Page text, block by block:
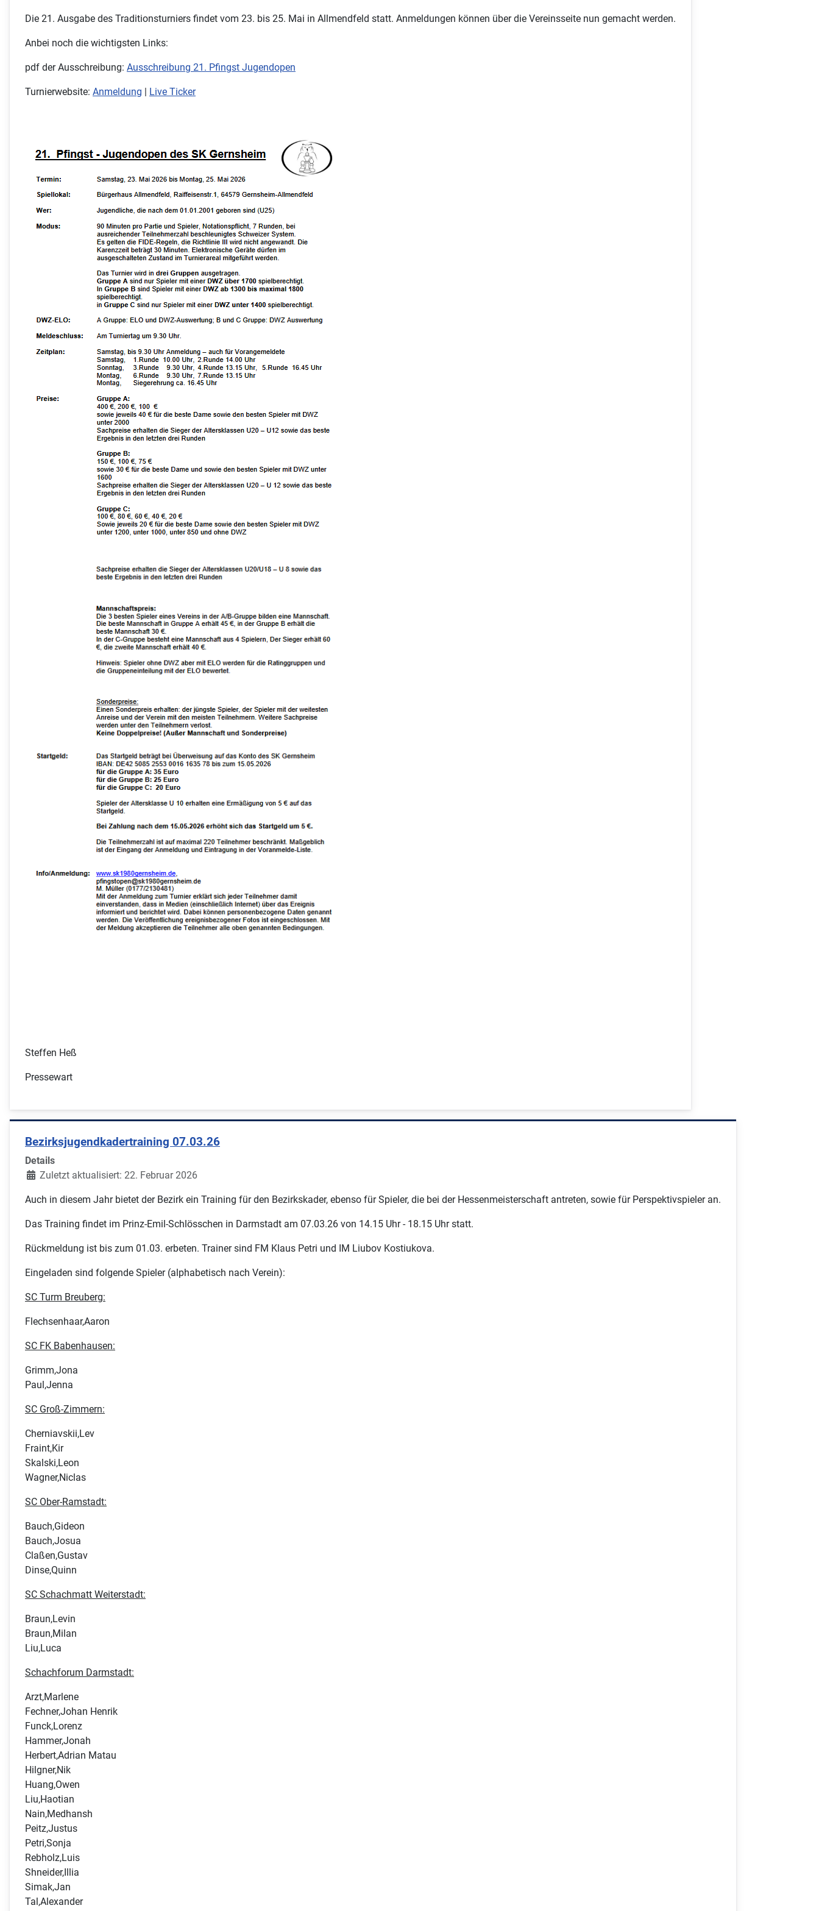
Die 21. Ausgabe des Traditionsturniers findet vom 23. bis 25. Mai in Allmendfeld statt. Anmeldungen können über die Vereinsseite nun gemacht werden.
Anbei noch die wichtigsten Links:
pdf der Ausschreibung: Ausschreibung 21. Pfingst Jugendopen
Turnierwebsite: Anmeldung | Live Ticker
Steffen Heß
Pressewart
Bezirksjugendkadertraining 07.03.26
Details
Zuletzt aktualisiert: 22. Februar 2026
Auch in diesem Jahr bietet der Bezirk ein Training für den Bezirkskader, ebenso für Spieler, die bei der Hessenmeisterschaft antreten, sowie für Perspektivspieler an.
Das Training findet im Prinz-Emil-Schlösschen in Darmstadt am 07.03.26 von 14.15 Uhr - 18.15 Uhr statt.
Rückmeldung ist bis zum 01.03. erbeten. Trainer sind FM Klaus Petri und IM Liubov Kostiukova.
Eingeladen sind folgende Spieler (alphabetisch nach Verein):
SC Turm Breuberg:
Flechsenhaar,Aaron
SC FK Babenhausen:
Grimm,Jona
Paul,Jenna
SC Groß-Zimmern:
Cherniavskii,Lev
Fraint,Kir
Skalski,Leon
Wagner,Niclas
SC Ober-Ramstadt:
Bauch,Gideon
Bauch,Josua
Claßen,Gustav
Dinse,Quinn
SC Schachmatt Weiterstadt:
Braun,Levin
Braun,Milan
Liu,Luca
Schachforum Darmstadt:
Arzt,Marlene
Fechner,Johan Henrik
Funck,Lorenz
Hammer,Jonah
Herbert,Adrian Matau
Hilgner,Nik
Huang,Owen
Liu,Haotian
Nain,Medhansh
Peitz,Justus
Petri,Sonja
Rebholz,Luis
Shneider,Illia
Simak,Jan
Tal,Alexander